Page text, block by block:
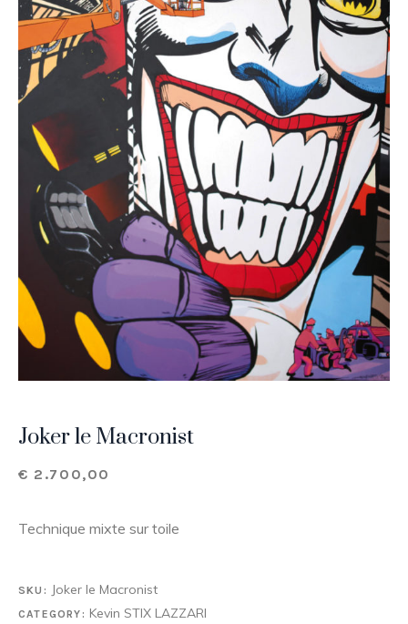
Joker le Macronist
€ 2.700,00
Technique mixte sur toile
SKU: Joker le Macronist
CATEGORY: Kevin STIX LAZZARI